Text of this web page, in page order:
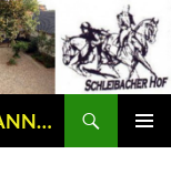
Reiterverein Schleibacher Hof e.V. ANNO 1977